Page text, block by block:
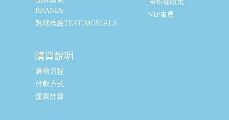
BRANDS
媽咪推薦TESTIMONIALS
隱私權政策
VIP會員
購買說明
購物流程
付款方式
運費計算